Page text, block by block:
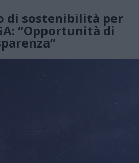
di sostenibilità per
“Opportunità di